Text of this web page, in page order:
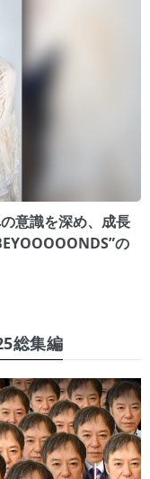
意識を深め、成長
の
総集編